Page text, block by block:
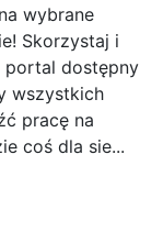
wybrane
Skorzystaj i
portal dostępny
wszystkich
pracę na
coś dla sie...